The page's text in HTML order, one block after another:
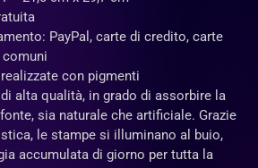
PayPal, carte di credito, carte
con pigmenti
alta qualità, in grado di assorbire la
sia naturale che artificiale. Grazie
le stampe si illuminano al buio,
accumulata di giorno per tutta la